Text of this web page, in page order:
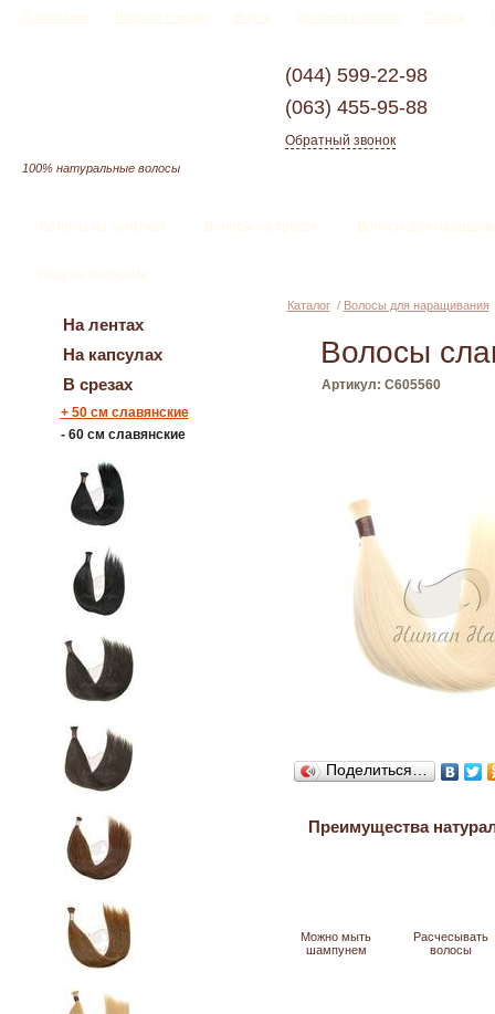
О компании Новости и акции Услуги Доставка и оплата Статьи
100% натуральные волосы
(044) 599-22-98
(063) 455-95-88
Обратный звонок
Волосы на заколках Волосы на трессе Волосы для
Уход за волосами
На лентах
На капсулах
В срезах
+50 см славянские
-60 см славянские
Каталог/ Волосы для наращивания
Волосы
Артикул: C605560
Поделиться…
Преимущества
Можно мыть
шампунем
Расчесывать
волосы